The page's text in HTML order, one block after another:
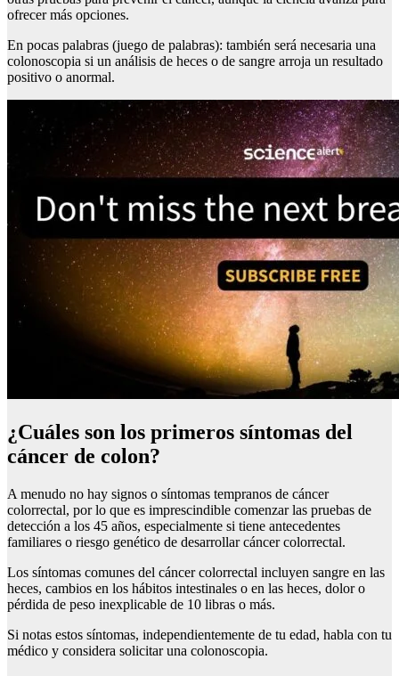
ofrecer más opciones.
En pocas palabras (juego de palabras): también será necesaria una
colonoscopia si un análisis de heces o de sangre arroja un resultado
positivo o anormal.
¿Cuáles son los primeros síntomas del
cáncer de colon?
A menudo no hay signos o síntomas tempranos de cáncer
colorrectal, por lo que es imprescindible comenzar las pruebas de
detección a los 45 años, especialmente si tiene antecedentes
familiares o riesgo genético de desarrollar cáncer colorrectal.
Los síntomas comunes del cáncer colorrectal incluyen sangre en las
heces, cambios en los hábitos intestinales o en las heces, dolor o
pérdida de peso inexplicable de 10 libras o más.
Si notas estos síntomas, independientemente de tu edad, habla con tu
médico y considera solicitar una colonoscopia.